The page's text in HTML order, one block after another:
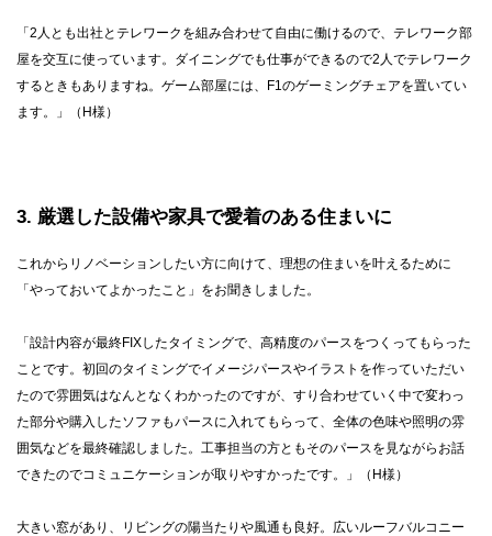
「2人とも出社とテレワークを組み合わせて自由に働けるので、テレワーク部
屋を交互に使っています。ダイニングでも仕事ができるので2人でテレワーク
するときもありますね。ゲーム部屋には、F1のゲーミングチェアを置いてい
ます。」（H様）
3 厳選した設備や家具で愛着のある住まいに
これからリノベーションしたい方に向けて、理想の住まいを叶えるために
「やっておいてよかったこと」をお聞きしました。
「設計内容が最終FIXしたタイミングで、高精度のパースをつくってもらった
ことです。初回のタイミングでイメージパースやイラストを作っていただい
たので雰囲気はなんとなくわかったのですが、すり合わせていく中で変わっ
た部分や購入したソファもパースに入れてもらって、全体の色味や照明の雰
囲気などを最終確認しました。工事担当の方ともそのパースを見ながらお話
できたのでコミュニケーションが取りやすかったです。」（H様）
大きい窓があり、リビングの陽当たりや風通も良好。広いルーフバルコニー